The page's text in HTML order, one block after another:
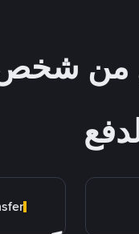
من